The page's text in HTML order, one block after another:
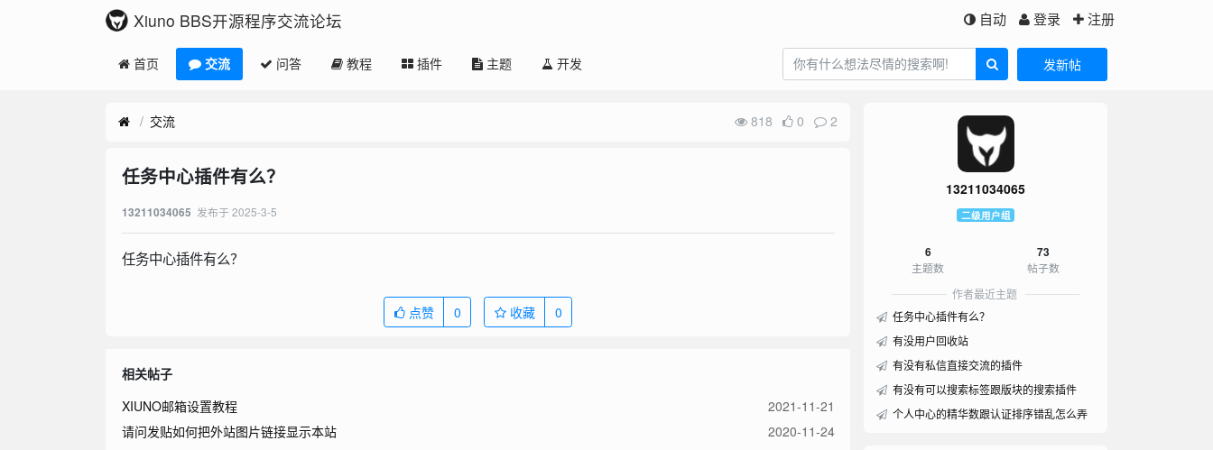
Xiuno BBS开源程序交流论坛 自动 登录 注册
首页 交流 问答 教程 插件 主题 开发 发新帖
交流 818 0 2
任务中心插件有么？
13211034065 发布于 2025-3-5
任务中心插件有么？
点赞 0 收藏 0
相关帖子
XIUNO邮箱设置教程
2021-11-21
请问发贴如何把外站图片链接显示本站
2020-11-24
13211034065
二级用户组
6
主题数
73
帖子数
作者最近主题
任务中心插件有么？
有没用户回收站
有没有私信直接交流的插件
有没有可以搜索标签跟版块的搜索插件
个人中心的精华数跟认证排序错乱怎么弄